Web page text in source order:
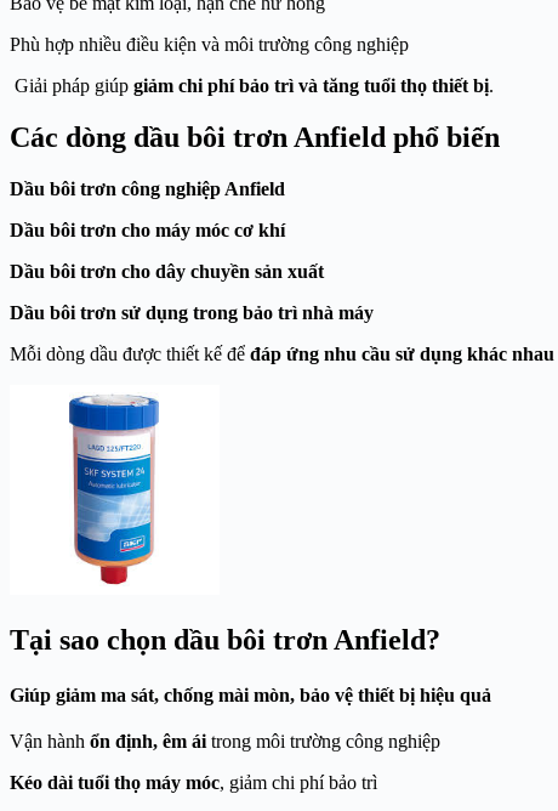
Phù hợp nhiều điều kiện và môi trường công nghiệp
Giải pháp giúp giảm chi phí bảo trì và tăng tuổi thọ thiết bị.
Các dòng dầu bôi trơn Anfield phổ biến
Dầu bôi trơn công nghiệp Anfield
Dầu bôi trơn cho máy móc cơ khí
Dầu bôi trơn cho dây chuyền sản xuất
Dầu bôi trơn sử dụng trong bảo trì nhà máy
Mỗi dòng dầu được thiết kế để đáp ứng nhu cầu sử dụng khác nhau
Tại sao chọn dầu bôi trơn Anfield?
Giúp giảm ma sát, chống mài mòn, bảo vệ thiết bị hiệu quả
Vận hành ổn định, êm ái trong môi trường công nghiệp
Kéo dài tuổi thọ máy móc, giảm chi phí bảo trì